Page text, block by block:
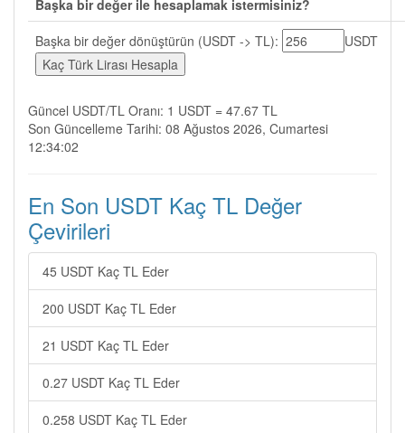
Başka bir değer ile hesaplamak istermisiniz?
Başka bir değer dönüştürün (USDT -> TL):
USDT
Güncel USDT/TL Oranı: 1 USDT = 47.67 TL
Son Güncelleme Tarihi: 08 Ağustos 2026, Cumartesi
12:34:02
En Son USDT Kaç TL Değer
Çevirileri
45 USDT Kaç TL Eder
200 USDT Kaç TL Eder
21 USDT Kaç TL Eder
0.27 USDT Kaç TL Eder
0.258 USDT Kaç TL Eder